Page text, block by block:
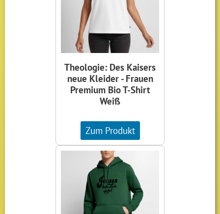
Theologie: Des Kaisers
neue Kleider - Frauen
Premium Bio T-Shirt
Weiß
Zum Produkt